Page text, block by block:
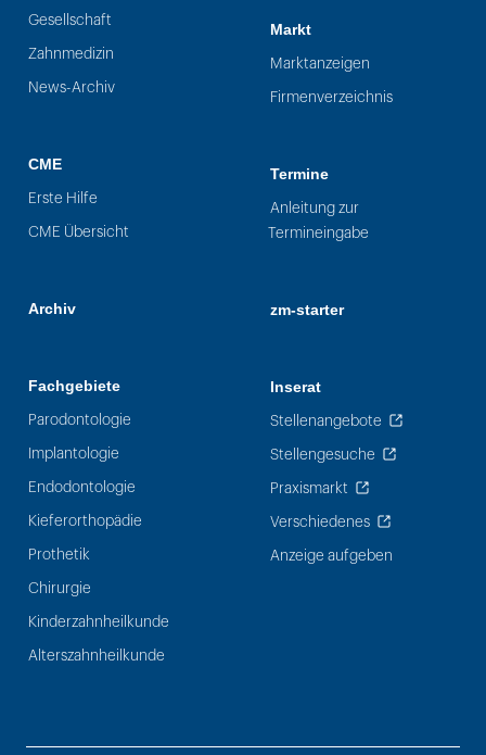
Gesellschaft
Zahnmedizin
News-Archiv
CME
Erste Hilfe
CME Übersicht
Archiv
Fachgebiete
Parodontologie
Implantologie
Endodontologie
Kieferorthopädie
Prothetik
Chirurgie
Kinderzahnheilkunde
Alterszahnheilkunde
Markt
Marktanzeigen
Firmenverzeichnis
Termine
Anleitung zur
Termineingabe
zm-starter
Inserat
Stellenangebote
Stellengesuche
Praxismarkt
Verschiedenes
Anzeige aufgeben